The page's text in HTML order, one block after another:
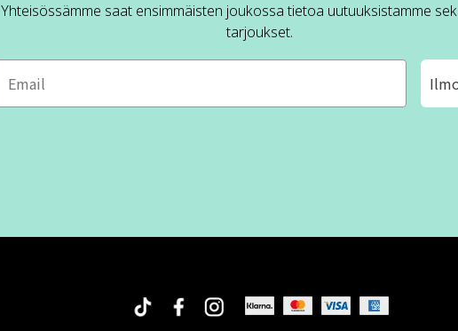
Yhteisössämme saat ensimmäisten joukossa tietoa uutuuksistamme
tarjoukset.